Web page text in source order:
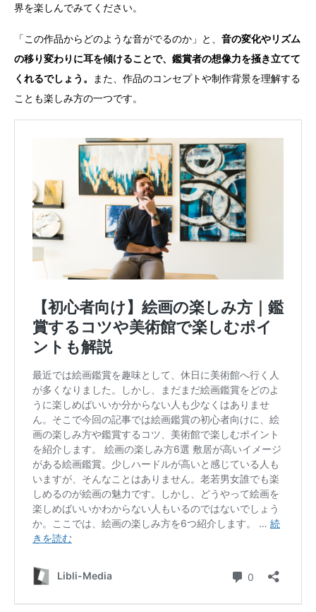
界を楽しんでみてください。
「この作品からどのような音がでるのか」と、 音の変化やリズム
の移り変わりに耳を傾けることで、鑑賞者の想像力を掻き立てて
くれるでしょう。 また、作品のコンセプトや制作背景を理解する
ことも楽しみ方の一つです。